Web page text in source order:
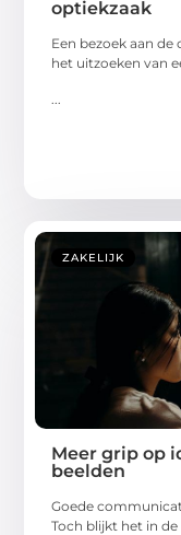
optiekzaak
Een bezoek aan
het uitzoeken van
ZAKELIJK
Meer grip op
beelden
Goede
Toch blijkt het in